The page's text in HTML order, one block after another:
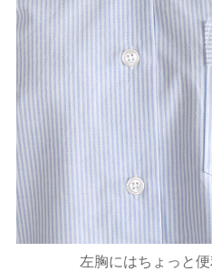
左胸にはちょっと